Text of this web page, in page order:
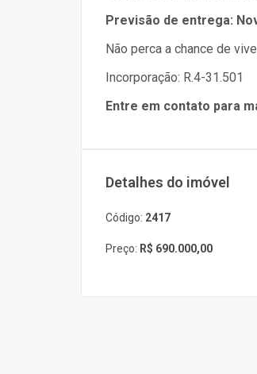
Previsão de entrega:
Não perca a chance de
Incorporação: R.4-31.501
Entre em contato para
Detalhes do imóvel
Código: 2417
Preço: R$ 690.000,00